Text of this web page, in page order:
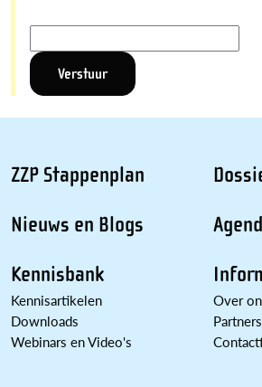
ZZP Stappenplan
Nieuws en Blogs
Kennisbank
Kennisartikelen
Downloads
Webinars en Video's
Over
Partners